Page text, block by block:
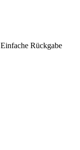
Einfache Rückgabe